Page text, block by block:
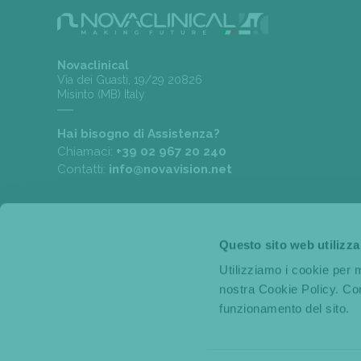
Questo sito web
Utilizziamo i cookie per
nostra Cookie Policy.
funzionamento del sito.
Novaclinical
Via dei Guasti, 19/29 20826
Misinto (MB) Italy
Hai bisogno di Assistenza?
Chiamaci: +39 02 967 20 240
Contatti: info@novavision.net